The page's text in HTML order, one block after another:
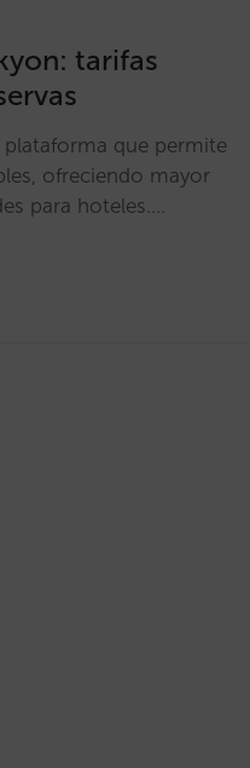
tarifas
plataforma que permite
ofreciendo mayor
para hoteles.…